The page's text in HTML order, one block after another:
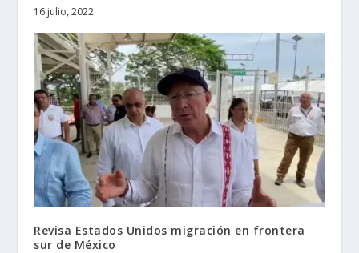
16 julio, 2022
Revisa Estados Unidos migración en frontera
sur de México